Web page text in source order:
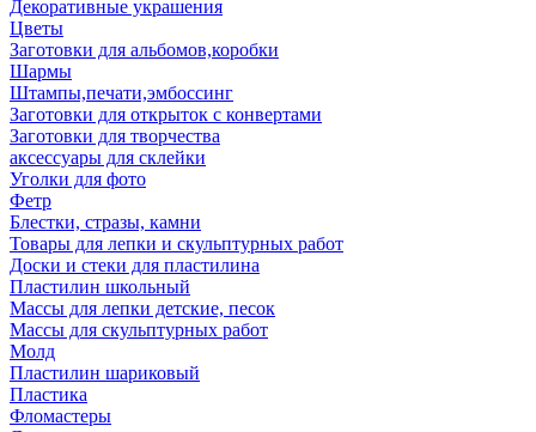
Декоративные украшения
Цветы
Заготовки для альбомов,коробки
Шармы
Штампы,печати,эмбоссинг
Заготовки для открыток с конвертами
Заготовки для творчества
аксессуары для склейки
Уголки для фото
Фетр
Блестки, стразы, камни
Товары для лепки и скульптурных работ
Доски и стеки для пластилина
Пластилин школьный
Массы для лепки детские, песок
Массы для скульптурных работ
Молд
Пластилин шариковый
Пластика
Фломастеры